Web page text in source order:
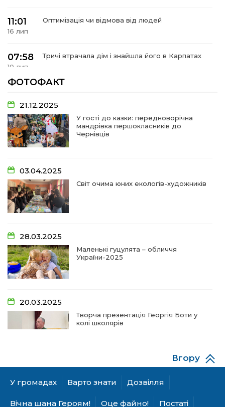
11:01
16 лип
Оптимізація чи відмова від людей
07:58
10 лип
Тричі втрачала дім і знайшла його в Карпатах
10 лип
13:30
06 лип
Від прикордонної застави до Донбасу:
14:18
01 лип
09:31
28 чер
Творчі підсумки юних художників
09:28
28 чер
Довгопільський рок заради благодійності
09:20
28 чер
Проза Людмили Охріменко: про те, що і гріє, і
болить…
14:44 Рік невідомості та болю:
09:09
11 чер
ФОТОФАКТ
21.12.2025
У гості до казки: передноворічна
мандрівка першокласників до
Чернівців
03.04.2025
Світ очима юних екологів-художників
28.03.2025
Маленькі гуцулята – обличчя
України-2025
20.03.2025
Творча презентація Георгія Боти у
колі школярів
06.12.2024
А гуцулкам пасує хустка!
У громадах Варто знати Дозвілля
Вічна шана Героям! Оце файно! Постаті
Вгору